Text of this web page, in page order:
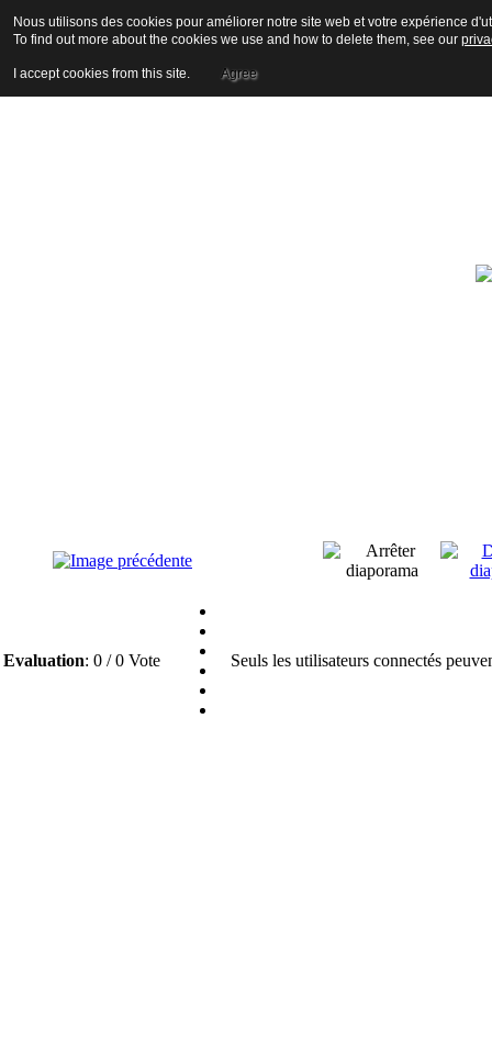
Evaluation: 0 / 0 Vote Seuls les utilisateurs connectés
Nous utilisons des cookies pour améliorer notre site web et votre expérience
To find out more about the cookies we use and how to delete them, see our
I accept cookies from this site. Agree